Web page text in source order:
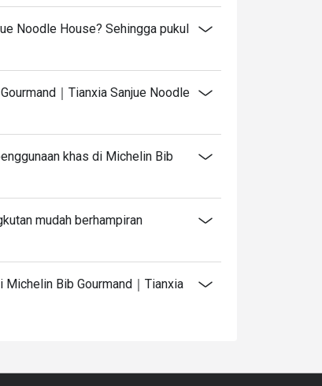
Noodle House? Sehingga pukul
｜Tianxia Sanjue Noodle
khas di Michelin Bib
mudah berhampiran
Michelin Bib Gourmand｜Tianxia